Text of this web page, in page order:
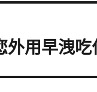
外用早洩